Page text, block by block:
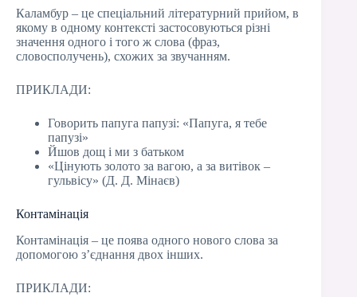
Каламбур – це спеціальний літературний прийом, в
якому в одному контексті застосовуються різні
значення одного і того ж слова (фраз,
словосполучень), схожих за звучанням.
ПРИКЛАДИ:
Говорить папуга папузі: «Папуга, я тебе
папузі»
Йшов дощ і ми з батьком
«Цінують золото за вагою, а за витівок –
гульвісу» (Д. Д. Мінаєв)
Контамінація
Контамінація – це поява одного нового слова за
допомогою з’єднання двох інших.
ПРИКЛАДИ: